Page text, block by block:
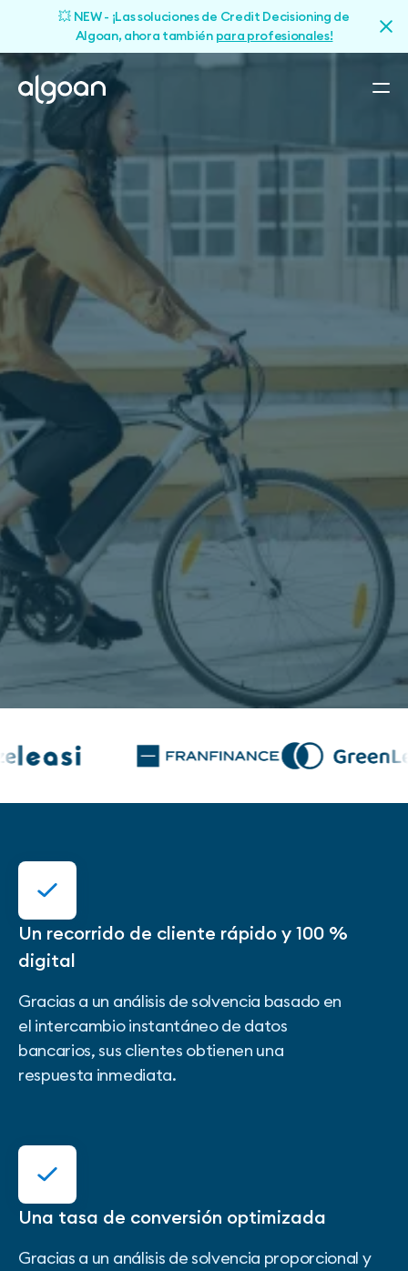
💥 NEW - ¡Las soluciones de Credit Decisioning de
Algoan, ahora también para profesionales!
Un recorrido de cliente rápido y 100 %
digital
Gracias a un análisis de solvencia basado en
el intercambio instantáneo de datos
bancarios, sus clientes obtienen una
respuesta inmediata.
Una tasa de conversión optimizada
Gracias a un análisis de solvencia proporcional y